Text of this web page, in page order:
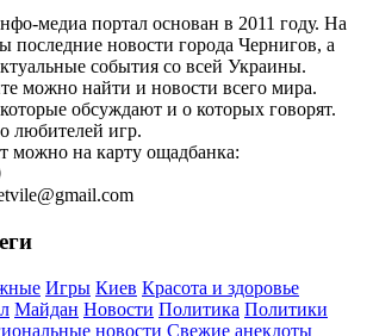
медиа портал основан в 2011 году. На
последние новости города Чернигов, а
события со всей Украины.
можно найти и новости всего мира.
обсуждают и о которых говорят.
любителей игр.
можно на карту ощадбанка:
Игры Киев Красота и здоровье
Майдан Новости Политика Политики
новости Свежие анекдоты